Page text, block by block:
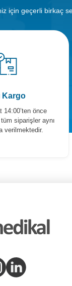
için geçerli birkaç
Kargo
14:00’ten önce
siparişler aynı
verilmektedir.